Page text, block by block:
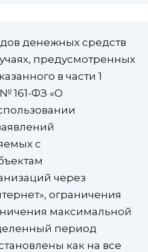
денежных средств
предусмотренных
в части 1
161-ФЗ «О
с
через
ограничения
максимальной
период
как на все